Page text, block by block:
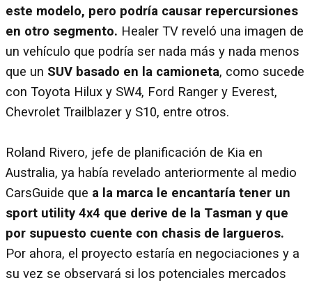
este modelo, pero podría causar repercursiones
en otro segmento. Healer TV reveló una imagen de
un vehículo que podría ser nada más y nada menos
que un SUV basado en la camioneta, como sucede
con Toyota Hilux y SW4, Ford Ranger y Everest,
Chevrolet Trailblazer y S10, entre otros.
Roland Rivero, jefe de planificación de Kia en
Australia, ya había revelado anteriormente al medio
CarsGuide que a la marca le encantaría tener un
sport utility 4x4 que derive de la Tasman y que
por supuesto cuente con chasis de largueros.
Por ahora, el proyecto estaría en negociaciones y a
su vez se observará si los potenciales mercados